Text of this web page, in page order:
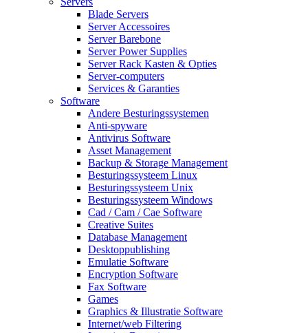
Blade Servers
Server Accessoires
Server Barebone
Server Power Supplies
Server Rack Kasten & Opties
Server-computers
Services & Garanties
Software
Andere Besturingssystemen
Anti-spyware
Antivirus Software
Asset Management
Backup & Storage Management
Besturingssysteem Linux
Besturingssysteem Unix
Besturingssysteem Windows
Cad / Cam / Cae Software
Creative Suites
Database Management
Desktoppublishing
Emulatie Software
Encryption Software
Fax Software
Games
Graphics & Illustratie Software
Internet/web Filtering